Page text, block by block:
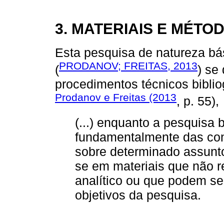
3. MATERIAIS E
Esta pesquisa de natureza
(PRODANOV; FREITAS, 2013) se
procedimentos técnicos
Prodanov e Freitas (2013, p. 55),
(...) enquanto a pesquisa
fundamentalmente das
sobre determinado
se em materiais que não
analítico ou que podem
objetivos da pesquisa.